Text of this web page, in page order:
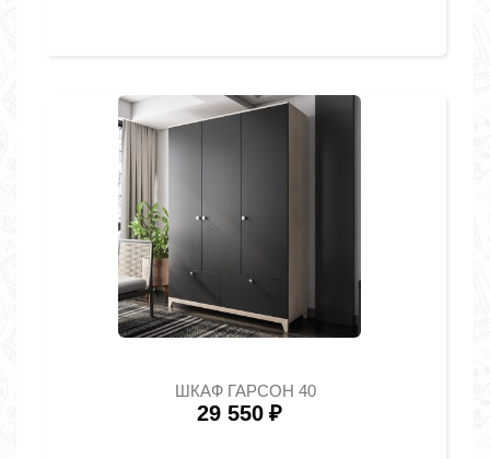
ШКАФ ГАРСОН 40
29 550 ₽